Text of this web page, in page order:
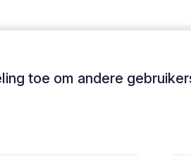
toe om andere